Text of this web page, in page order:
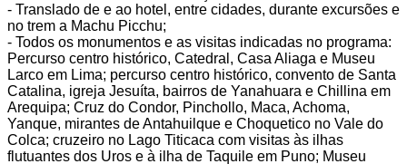
- Translado de e ao hotel, entre cidades, durante excursões e
no trem a Machu Picchu;
- Todos os monumentos e as visitas indicadas no programa:
Percurso centro histórico, Catedral, Casa Aliaga e Museu
Larco em Lima; percurso centro histórico, convento de Santa
Catalina, igreja Jesuíta, bairros de Yanahuara e Chillina em
Arequipa; Cruz do Condor, Pinchollo, Maca, Achoma,
Yanque, mirantes de Antahuilque e Choquetico no Vale do
Colca; cruzeiro no Lago Titicaca com visitas às ilhas
flutuantes dos Uros e à ilha de Taquile em Puno; Museu